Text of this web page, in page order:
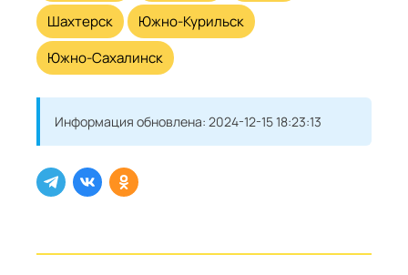
Шахтерск
Южно-Курильск
Южно-Сахалинск
Информация обновлена: 2024-12-15 18:23:13